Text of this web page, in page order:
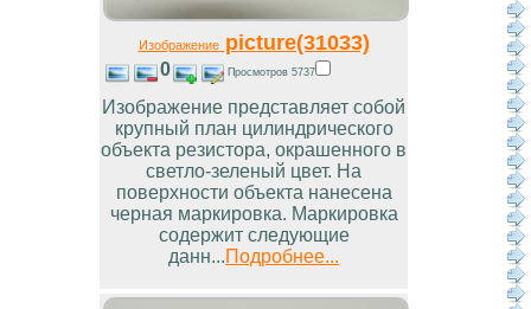
Изображениеpicture(31033)
0 Просмотров 5737
Изображение представляет собой
крупный план цилиндрического
объекта резистора, окрашенного в
светло-зеленый цвет. На
поверхности объекта нанесена
черная маркировка. Маркировка
содержит следующие
данн...Подробнее...